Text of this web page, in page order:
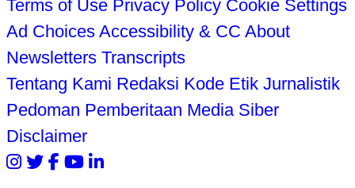
Terms of Use Privacy Policy Cookie Settings
Ad Choices Accessibility & CC About
Newsletters Transcripts
Tentang Kami Redaksi Kode Etik Jurnalistik
Pedoman Pemberitaan Media Siber
Disclaimer